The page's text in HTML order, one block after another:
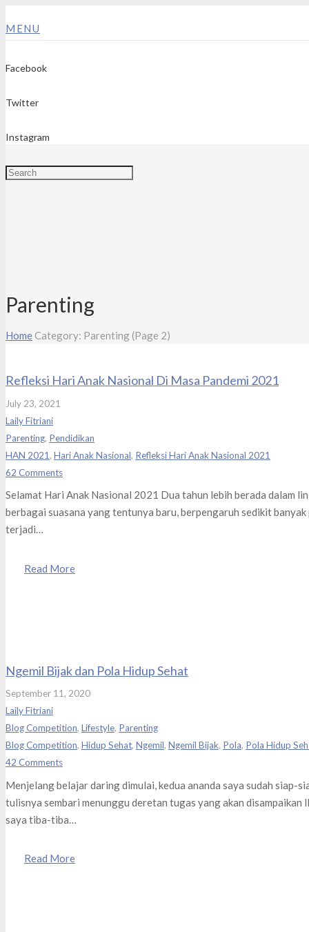
MENU
Facebook
Twitter
Instagram
Parenting
HomeCategory: Parenting(Page 2)
Refleksi Hari Anak Nasional Di Masa Pandemi 2021
July 23, 2021
Laily Fitriani
Parenting, Pendidikan
HAN 2021, Hari Anak Nasional, Refleksi Hari Anak Nasional 2021
62 Comments
Selamat Hari Anak Nasional 2021 Dua tahun lebih berada dalam
berbagai suasana yang tentunya baru, berpengaruh sedikit banyak
terjadi…
Read More
Ngemil Bijak dan Pola Hidup Sehat
September 11, 2020
Laily Fitriani
Blog Competition, Lifestyle, Parenting
Blog Competition, Hidup Sehat, Ngemil, Ngemil Bijak, Pola, Pola Hidup
42 Comments
Menjelang belajar daring dimulai, kedua ananda saya sudah siap-
tulisnya sembari menunggu deretan tugas yang akan disampaikan
saya tiba-tiba…
Read More